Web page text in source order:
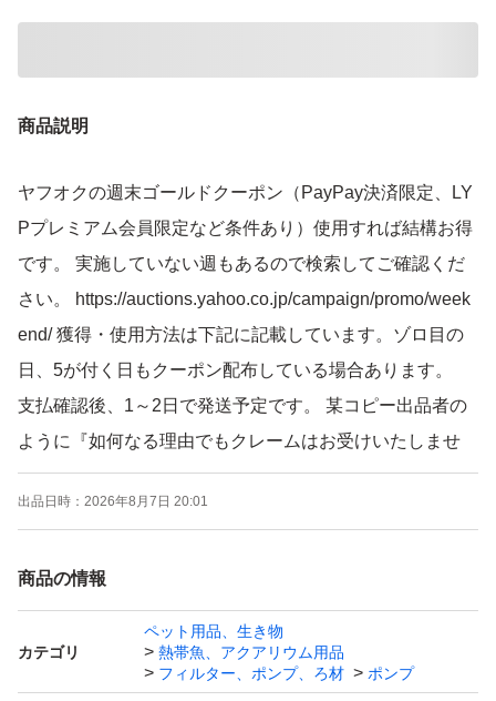
商品説明
ヤフオクの週末ゴールドクーポン（PayPay決済限定、LY
Pプレミアム会員限定など条件あり）使用すれば結構お得
です。 実施していない週もあるので検索してご確認くだ
さい。 https://auctions.yahoo.co.jp/campaign/promo/week
end/ 獲得・使用方法は下記に記載しています。ゾロ目の
日、5が付く日もクーポン配布している場合あります。
支払確認後、1～2日で発送予定です。 某コピー出品者の
ように『如何なる理由でもクレームはお受けいたしませ
ん』という事はありません。
塩ビ管のエアーコックは年間300本以上、累計2000本以上
エアーストーンはΦ30になります。 エアーコック位置、
ほぼ同等です）。 塩ビ管は部分的に印字あります。
塩ビ管 外径 18mm。 エアーコック部は内径4mmのエアー
出品日時： 2026年8月7日 20:01
商品の情報
カテゴリ
ペット用品、生き物
熱帯魚、アクアリウム用品
フィルター、ポンプ、ろ材
ポンプ